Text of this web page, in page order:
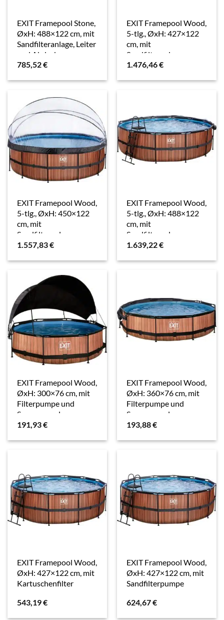
EXIT Framepool Stone,
ØxH: 488×122 cm, mit
Sandfilteranlage, Leiter
und Abdeckung
785,52€
EXIT Framepool Wood,
5-tlg., ØxH: 427×122
cm, mit
Sandfilteranlage,
Wärmepumpe
1.476,46€
EXIT Framepool Wood,
5-tlg., ØxH: 450×122
cm, mit
Sandfilteranlage,
Wärmepumpe
1.557,83€
EXIT Framepool Wood,
5-tlg., ØxH: 488×122
cm, mit
Sandfilteranlage,
Wärmepumpe
1.639,22€
EXIT Framepool Wood,
ØxH: 300×76 cm, mit
Filterpumpe und
Sonnensegel
191,93€
EXIT Framepool Wood,
ØxH: 360×76 cm, mit
Filterpumpe und
Sonnensegel
193,88€
EXIT Framepool Wood,
ØxH: 427×122 cm, mit
Kartuschenfilter
543,19€
EXIT Framepool Wood,
ØxH: 427×122 cm, mit
Sandfilterpumpe
624,67€